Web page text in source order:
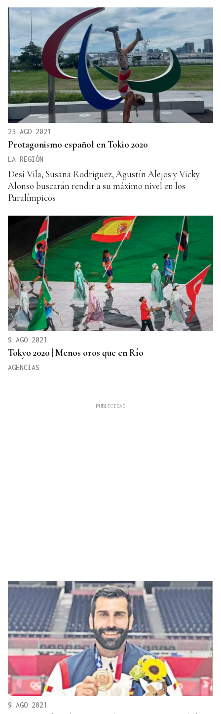
23 AGO 2021
Protagonismo español en Tokio 2020
LA REGIÓN
Desi Vila, Susana Rodríguez, Agustín Alejos y Vicky
Alonso buscarán rendir a su máximo nivel en los
Paralímpicos
9 AGO 2021
Tokyo 2020 | Menos oros que en Río
AGENCIAS
9 AGO 2021